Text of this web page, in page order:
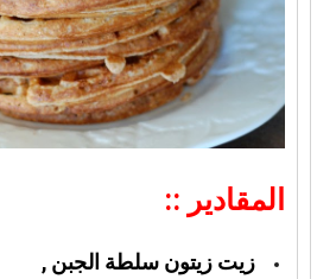
المقادير ::
زيت زيتون سلطة الجبن ,